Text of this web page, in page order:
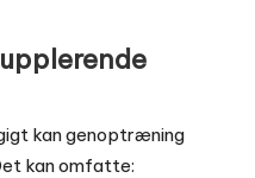
kan genoptræning
kan omfatte: